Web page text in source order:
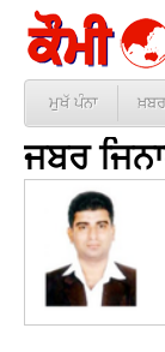
ਮੁਖੱ ਪੰਨਾ
ਜਬਰ